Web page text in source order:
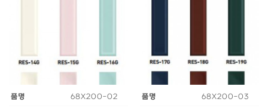
품명 68X200-02 품명 68X200-03